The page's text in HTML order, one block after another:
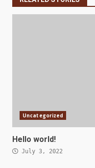
Uncategorized
Hello world!
July 3, 2022